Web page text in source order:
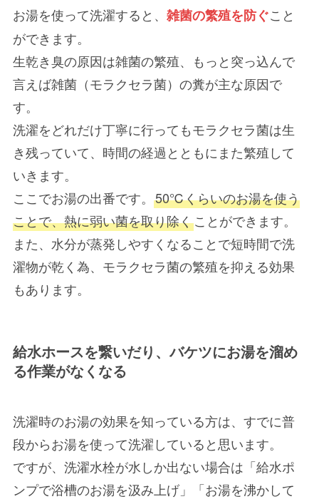
お湯を使って洗濯すると、 雑菌の繁殖を防ぐこと
ができます。
生乾き臭の原因は雑菌の繁殖、もっと突っ込んで
言えば雑菌（モラクセラ菌）の糞が主な原因で
す。
洗濯をどれだけ丁寧に行ってもモラクセラ菌は生
き残っていて、時間の経過とともにまた繁殖して
いきます。
ここでお湯の出番です。 50℃くらいのお湯を使う
ことで、熱に弱い菌を取り除くことができます。
また、水分が蒸発しやすくなることで短時間で洗
濯物が乾く為、モラクセラ菌の繁殖を抑える効果
もあります。
給水ホースを繋いだり、バケツにお湯を溜め
る作業がなくなる
洗濯時のお湯の効果を知っている方は、すでに普
段からお湯を使って洗濯していると思います。
ですが、洗濯水栓が水しか出ない場合は「給水ポ
ンプで浴槽のお湯を汲み上げ」「お湯を沸かして